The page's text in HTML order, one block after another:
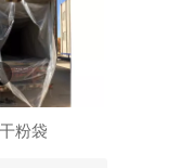
粉袋